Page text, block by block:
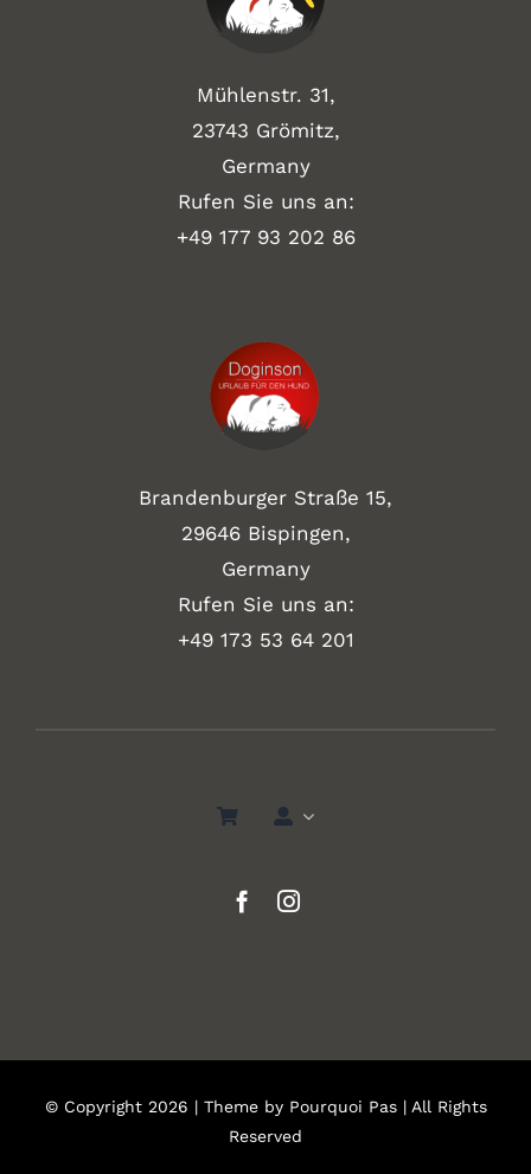
Mühlenstr. 31,
23743 Grömitz,
Germany
Rufen Sie uns an:
+49 177 93 202 86
Brandenburger Straße 15,
29646 Bispingen,
Germany
Rufen Sie uns an:
+49 173 53 64 201
© Copyright 2026 | Theme by Pourquoi Pas| All Rights
Reserved